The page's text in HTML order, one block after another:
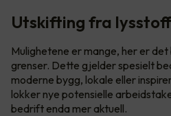
Utskifting fra
Mulighetene er mange, her er
grenser. Dette gjelder spesielt
moderne bygg, lokale eller
lokker nye potensielle
bedrift enda mer aktuell.